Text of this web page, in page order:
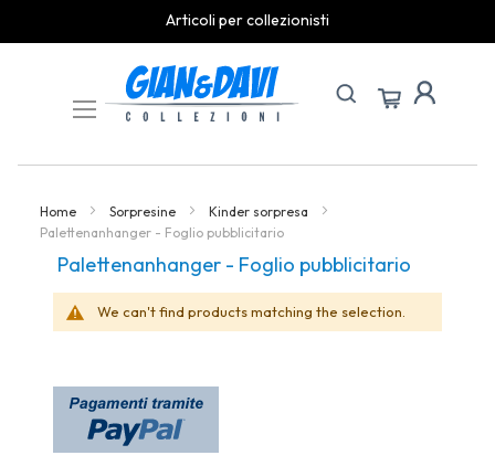
Articoli per collezionisti
Content
Home Sorpresine
Kinder sorpresa
Palettenanhanger - Foglio pubblicitario
Palettenanhanger - Foglio pubblicitario
We can't find products matching the selection.